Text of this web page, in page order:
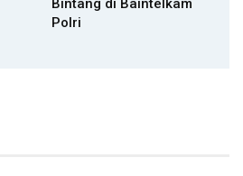
Bintang di Baintelkam
Polri